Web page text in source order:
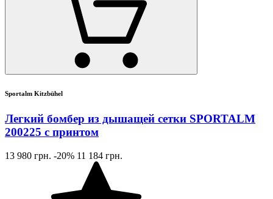
Sportalm Kitzbühel
Легкий бомбер из дышащей сетки SPORTALM
200225 с принтом
13 980 грн. -20% 11 184 грн.